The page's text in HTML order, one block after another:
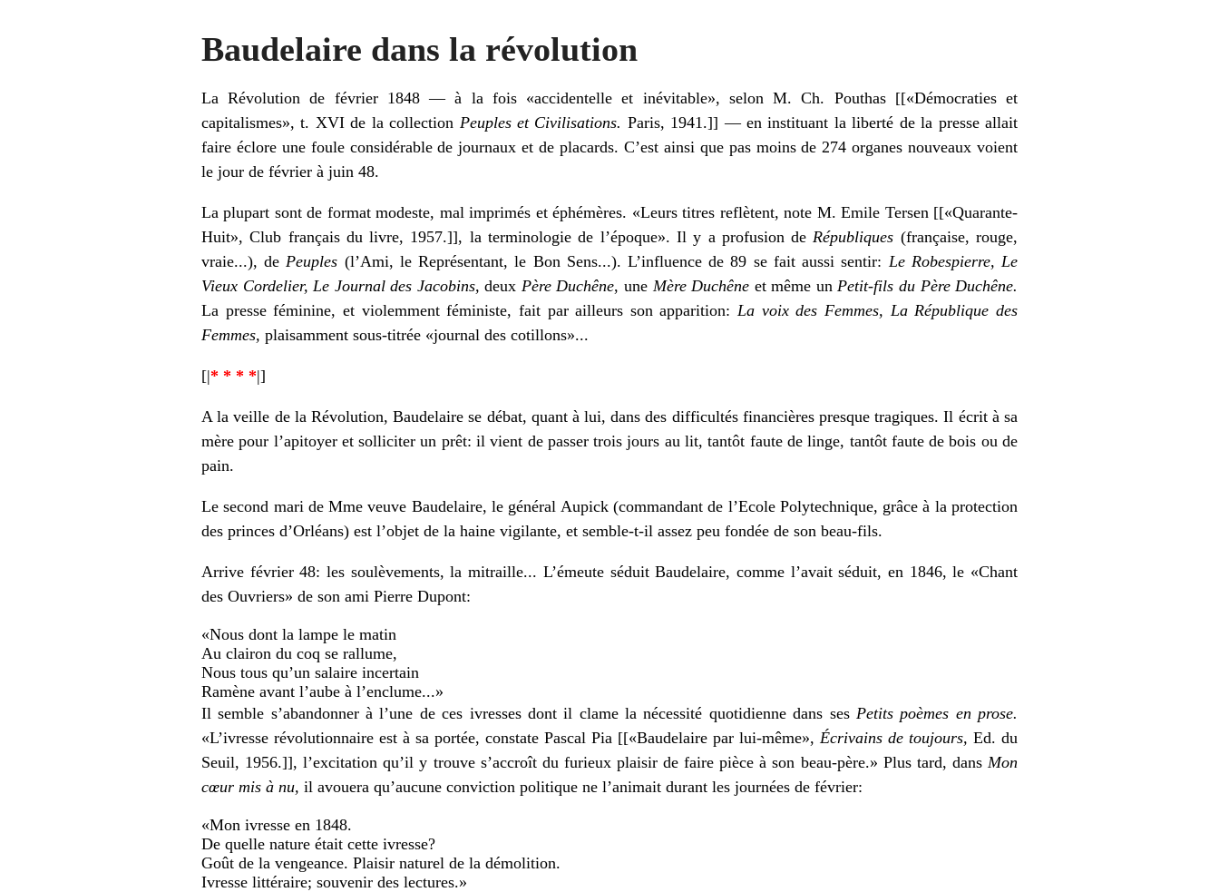
Baudelaire dans la révolution
La Révolution de février 1848 — à la fois «accidentelle et inévitable», selon M. Ch. Pouthas [[«Démocraties et
capitalismes», t. XVI de la collection Peuples et Civilisations. Paris, 1941.]] — en instituant la liberté de la presse allait
faire éclore une foule considérable de journaux et de placards. C’est ainsi que pas moins de 274 organes nouveaux voient
le jour de février à juin 48.
La plupart sont de format modeste, mal imprimés et éphémères. «Leurs titres reflètent, note M. Emile Tersen [[«Quarante-
Huit», Club français du livre, 1957.]], la terminologie de l’époque». Il y a profusion de Républiques (française, rouge,
vraie...), de Peuples (l’Ami, le Représentant, le Bon Sens...). L’influence de 89 se fait aussi sentir: Le Robespierre, Le
Vieux Cordelier, Le Journal des Jacobins, deux Père Duchêne, une Mère Duchêne et même un Petit-fils du Père Duchêne.
La presse féminine, et violemment féministe, fait par ailleurs son apparition: La voix des Femmes, La République des
Femmes, plaisamment sous-titrée «journal des cotillons»...
[|* * * *|]
A la veille de la Révolution, Baudelaire se débat, quant à lui, dans des difficultés financières presque tragiques. Il écrit à sa
mère pour l’apitoyer et solliciter un prêt: il vient de passer trois jours au lit, tantôt faute de linge, tantôt faute de bois ou de
pain.
Le second mari de Mme veuve Baudelaire, le général Aupick (commandant de l’Ecole Polytechnique, grâce à la protection
des princes d’Orléans) est l’objet de la haine vigilante, et semble-t-il assez peu fondée de son beau-fils.
Arrive février 48: les soulèvements, la mitraille... L’émeute séduit Baudelaire, comme l’avait séduit, en 1846, le «Chant
des Ouvriers» de son ami Pierre Dupont:
«Nous dont la lampe le matin
Au clairon du coq se rallume,
Nous tous qu’un salaire incertain
Ramène avant l’aube à l’enclume...»
Il semble s’abandonner à l’une de ces ivresses dont il clame la nécessité quotidienne dans ses Petits poèmes en prose.
«L’ivresse révolutionnaire est à sa portée, constate Pascal Pia [[«Baudelaire par lui-même», Écrivains de toujours, Ed. du
Seuil, 1956.]], l’excitation qu’il y trouve s’accroît du furieux plaisir de faire pièce à son beau-père.» Plus tard, dans Mon
cœur mis à nu, il avouera qu’aucune conviction politique ne l’animait durant les journées de février:
«Mon ivresse en 1848.
De quelle nature était cette ivresse?
Goût de la vengeance. Plaisir naturel de la démolition.
Ivresse littéraire; souvenir des lectures.»